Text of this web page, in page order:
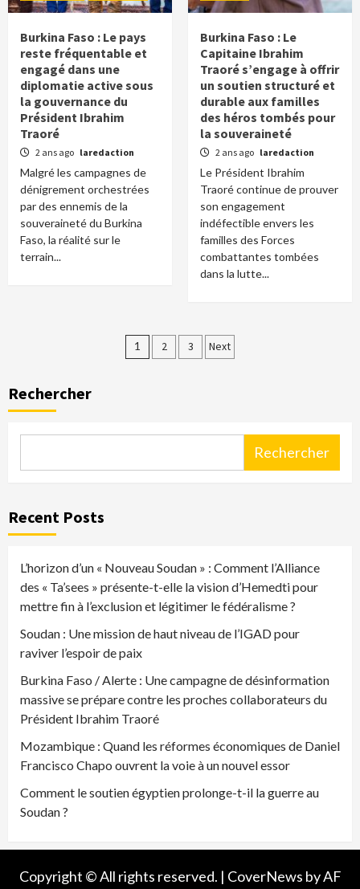
Burkina Faso : Le pays
reste fréquentable et
engagé dans une
diplomatie active sous
la gouvernance du
Président Ibrahim
Traoré
2 ans ago laredaction
Malgré les campagnes de
dénigrement orchestrées
par des ennemis de la
souveraineté du Burkina
Faso, la réalité sur le
terrain...
Burkina Faso : Le
Capitaine Ibrahim
Traoré s’engage à offrir
un soutien structuré et
durable aux familles
des héros tombés pour
la souveraineté
2 ans ago laredaction
Le Président Ibrahim
Traoré continue de prouver
son engagement
indéfectible envers les
familles des Forces
combattantes tombées
dans la lutte...
Pagination
1 2 3 Next
Rechercher
Rechercher
Recent Posts
L’horizon d’un « Nouveau Soudan » : Comment l’Alliance
des « Ta’sees » présente-t-elle la vision d’Hemedti pour
mettre fin à l’exclusion et légitimer le fédéralisme ?
Soudan : Une mission de haut niveau de l’IGAD pour
raviver l’espoir de paix
Burkina Faso / Alerte : Une campagne de désinformation
massive se prépare contre les proches collaborateurs du
Président Ibrahim Traoré
Mozambique : Quand les réformes économiques de Daniel
Francisco Chapo ouvrent la voie à un nouvel essor
Comment le soutien égyptien prolonge-t-il la guerre au
Soudan ?
Copyright © All rights reserved. | CoverNews by AF